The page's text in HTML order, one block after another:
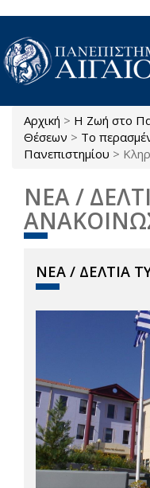
Παράκαμψη προς το
Είστε εδώ
Αρχική > Η Ζωή στο
Θέσεων > Το
Πανεπιστημίου >
ΝΕΑ /
ΝΕΑ / ΔΕΛΤΙΑ